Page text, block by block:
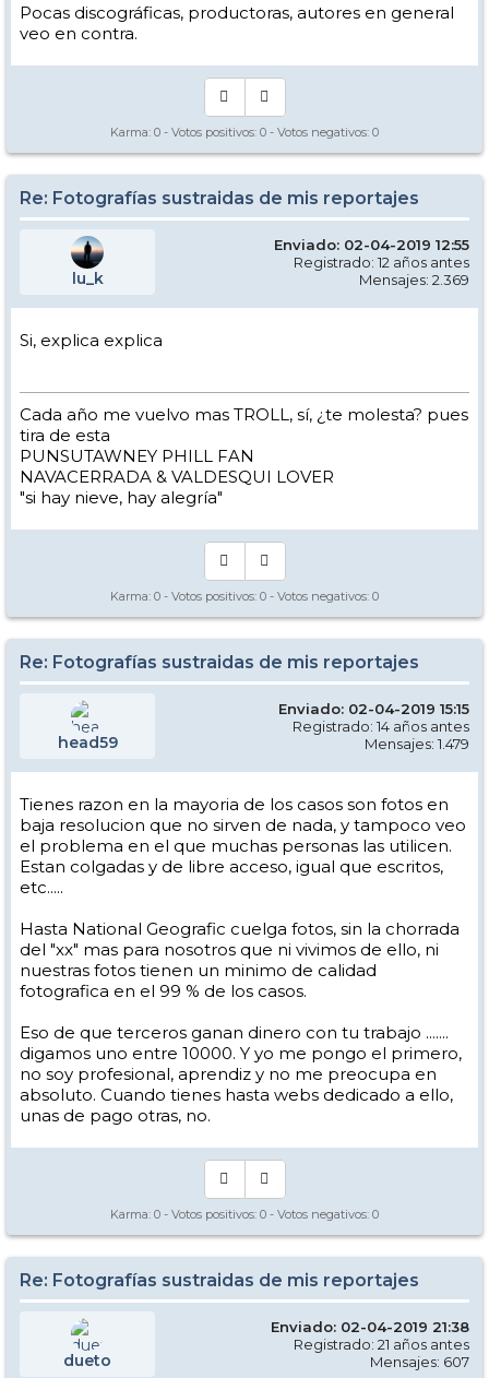
Pocas discográficas, productoras, autores en general
veo en contra.
Karma: 0 - Votos positivos: 0 - Votos negativos: 0
Re: Fotografías sustraidas de mis reportajes
lu_k
Enviado: 02-04-2019 12:55
Registrado: 12 años antes
Mensajes: 2.369
Si, explica explica
Cada año me vuelvo mas TROLL, sí, ¿te molesta? pues
tira de esta
PUNSUTAWNEY PHILL FAN
NAVACERRADA & VALDESQUI LOVER
"si hay nieve, hay alegría"
Karma: 0 - Votos positivos: 0 - Votos negativos: 0
Re: Fotografías sustraidas de mis reportajes
head59
Enviado: 02-04-2019 15:15
Registrado: 14 años antes
Mensajes: 1.479
Tienes razon en la mayoria de los casos son fotos en
baja resolucion que no sirven de nada, y tampoco veo
el problema en el que muchas personas las utilicen.
Estan colgadas y de libre acceso, igual que escritos,
etc.....
Hasta National Geografic cuelga fotos, sin la chorrada
del "xx" mas para nosotros que ni vivimos de ello, ni
nuestras fotos tienen un minimo de calidad
fotografica en el 99 % de los casos.
Eso de que terceros ganan dinero con tu trabajo .......
digamos uno entre 10000. Y yo me pongo el primero,
no soy profesional, aprendiz y no me preocupa en
absoluto. Cuando tienes hasta webs dedicado a ello,
unas de pago otras, no.
Karma: 0 - Votos positivos: 0 - Votos negativos: 0
Re: Fotografías sustraidas de mis reportajes
dueto
Enviado: 02-04-2019 21:38
Registrado: 21 años antes
Mensajes: 607